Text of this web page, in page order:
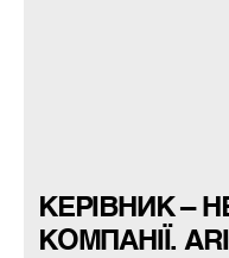
КЕРІВНИК –
КОМПАНІЇ.